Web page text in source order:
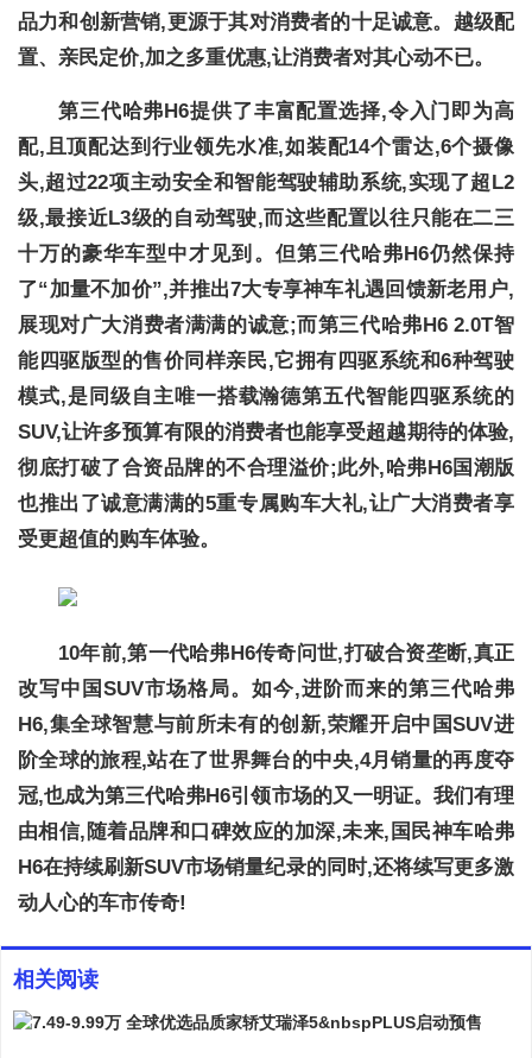
品力和创新营销,更源于其对消费者的十足诚意。越级配
置、亲民定价,加之多重优惠,让消费者对其心动不已。
第三代哈弗H6提供了丰富配置选择,令入门即为高
配,且顶配达到行业领先水准,如装配14个雷达,6个摄像
头,超过22项主动安全和智能驾驶辅助系统,实现了超L2
级,最接近L3级的自动驾驶,而这些配置以往只能在二三
十万的豪华车型中才见到。但第三代哈弗H6仍然保持
了“加量不加价”,并推出7大专享神车礼遇回馈新老用户,
展现对广大消费者满满的诚意;而第三代哈弗H6 2.0T智
能四驱版型的售价同样亲民,它拥有四驱系统和6种驾驶
模式,是同级自主唯一搭载瀚德第五代智能四驱系统的
SUV,让许多预算有限的消费者也能享受超越期待的体验,
彻底打破了合资品牌的不合理溢价;此外,哈弗H6国潮版
也推出了诚意满满的5重专属购车大礼,让广大消费者享
受更超值的购车体验。
10年前,第一代哈弗H6传奇问世,打破合资垄断,真正
改写中国SUV市场格局。如今,进阶而来的第三代哈弗
H6,集全球智慧与前所未有的创新,荣耀开启中国SUV进
阶全球的旅程,站在了世界舞台的中央,4月销量的再度夺
冠,也成为第三代哈弗H6引领市场的又一明证。我们有理
由相信,随着品牌和口碑效应的加深,未来,国民神车哈弗
H6在持续刷新SUV市场销量纪录的同时,还将续写更多激
动人心的车市传奇!
相关阅读